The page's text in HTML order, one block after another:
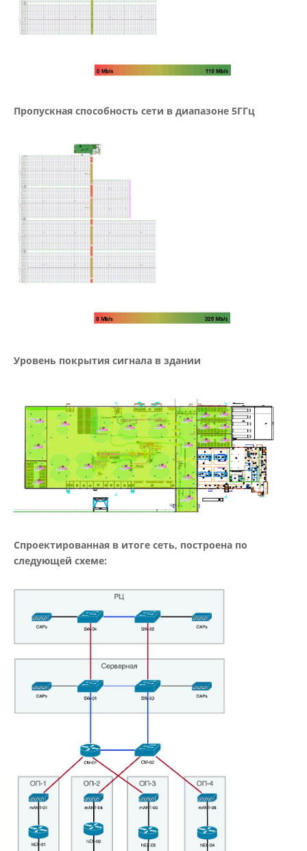
Пропускная способность сети в диапазоне 5ГГц
Уровень покрытия сигнала в здании
Спроектированная в итоге сеть, построена по
следующей схеме: